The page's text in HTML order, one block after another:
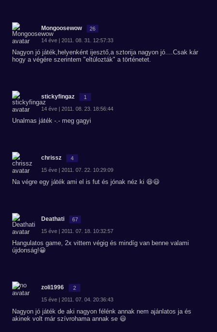
Mongoosewow 26
14 éve | 2011. 08. 31. 12:57:33
Nagyon jó játék,helyenként ijesztő,a sztorija nagyon jó....Csak kár
hogy a végére szerintem "eltúlozták" a történetet.
stickyfingaz 1
14 éve | 2011. 08. 23. 18:56:44
Unalmas játék -.- meg gagyi
chrissz 4
15 éve | 2011. 07. 22. 10:29:09
Na végre egy játék ami el is fut és jónak néz ki 😆😃
Deathati 67
15 éve | 2011. 07. 18. 10:32:57
Hangulatos game, 2x vittem végig és mindíg van benne valami
újdonság!😀
zoli1996 2
15 éve | 2011. 07. 04. 20:36:43
Nagyon jó játék de aki nagyon félénk annak nem ajánlatos ja és
akinek volt már szívrohama annak se 😃